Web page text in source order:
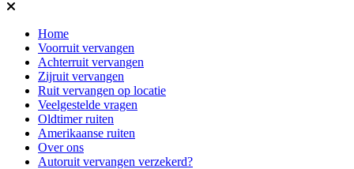
Home
Voorruit vervangen
Achterruit vervangen
Zijruit vervangen
Ruit vervangen op locatie
Veelgestelde vragen
Oldtimer ruiten
Amerikaanse ruiten
Over ons
Autoruit vervangen verzekerd?